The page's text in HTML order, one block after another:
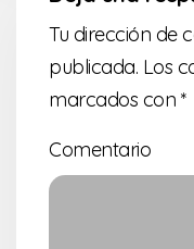
Tu dirección de
publicada. Los
marcados con *
Comentario